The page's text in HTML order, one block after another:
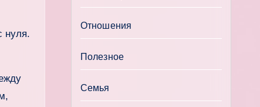
нуля.
Отношения
Полезное
Семья